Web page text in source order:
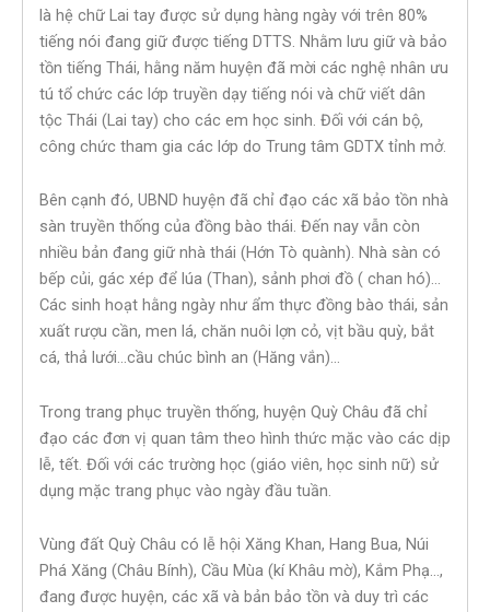
là hệ chữ Lai tay được sử dụng hàng ngày với trên 80%
tiếng nói đang giữ được tiếng DTTS. Nhằm lưu giữ và bảo
tồn tiếng Thái, hằng năm huyện đã mời các nghệ nhân ưu
tú tổ chức các lớp truyền dạy tiếng nói và chữ viết dân
tộc Thái (Lai tay) cho các em học sinh. Đối với cán bộ,
công chức tham gia các lớp do Trung tâm GDTX tỉnh mở.
Bên cạnh đó, UBND huyện đã chỉ đạo các xã bảo tồn nhà
sàn truyền thống của đồng bào thái. Đến nay vẫn còn
nhiều bản đang giữ nhà thái (Hớn Tò quành). Nhà sàn có
bếp củi, gác xép để lúa (Than), sảnh phơi đồ ( chan hó)…
Các sinh hoạt hằng ngày như ẩm thực đồng bào thái, sản
xuất rượu cần, men lá, chăn nuôi lợn cỏ, vịt bầu quỳ, bắt
cá, thả lưới…cầu chúc bình an (Hăng vắn)…
Trong trang phục truyền thống, huyện Quỳ Châu đã chỉ
đạo các đơn vị quan tâm theo hình thức mặc vào các dịp
lễ, tết. Đối với các trường học (giáo viên, học sinh nữ) sử
dụng mặc trang phục vào ngày đầu tuần.
Vùng đất Quỳ Châu có lễ hội Xăng Khan, Hang Bua, Núi
Phá Xăng (Châu Bính), Cầu Mùa (kí Khâu mờ), Kắm Phạ…,
đang được huyện, các xã và bản bảo tồn và duy trì các